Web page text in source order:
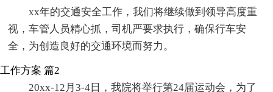
xx年的交通安全工作，我们将继续做到领导高度重
视，车管人员精心抓，司机严要求执行，确保行车安
全，为创造良好的交通环境而努力。
工作方案 篇2
20xx-12月3-4日，我院将举行第24届运动会，为了